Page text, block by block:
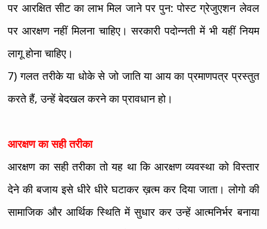
पर आरक्षित सीट का लाभ मिल जाने पर पुन: पोस्ट ग्रेजुएशन लेवल
पर आरक्षण नहीं मिलना चाहिए। सरकारी पदोन्नती में भी यहीं नियम
लागू होना चाहिए।
7) गलत तरीके या धोके से जो जाति या आय का प्रमाणपत्र प्रस्तुत
करते हैं, उन्हें बेदखल करने का प्रावधान हो।
आरक्षण का सही तरीका
आरक्षण का सही तरीका तो यह था कि आरक्षण व्यवस्था को विस्तार
देने की बजाय इसे धीरे धीरे घटाकर ख़त्म कर दिया जाता। लोगो की
सामाजिक और आर्थिक स्थिति में सुधार कर उन्हें आत्मनिर्भर बनाया